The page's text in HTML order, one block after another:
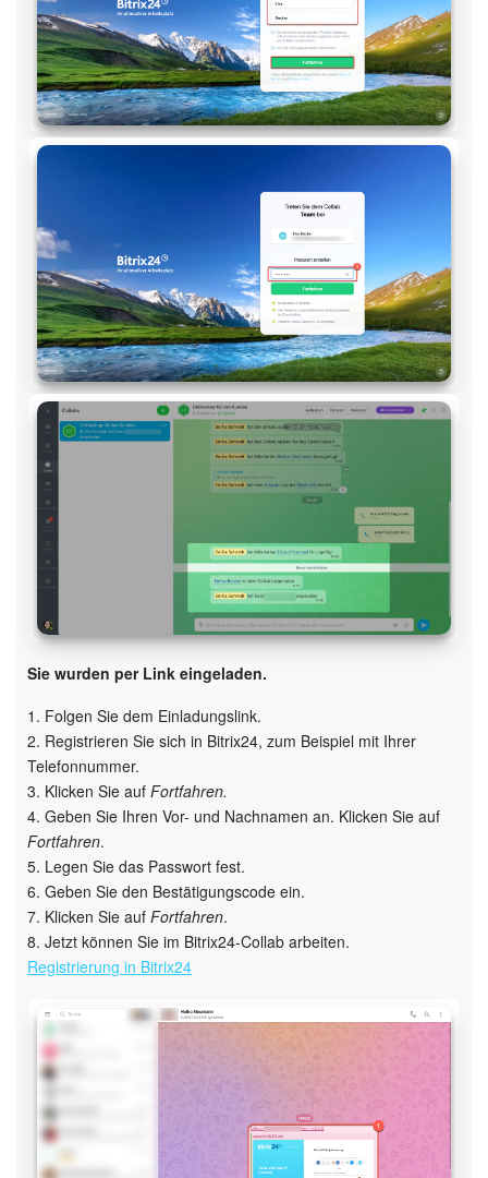
Bitrix24 Messenger
Allgemeine Fragen
On-Premise Version
KOSTENFREI STARTEN
LOGIN
Sie wurden per Link eingeladen.
1. Folgen Sie dem Einladungslink.
2. Registrieren Sie sich in Bitrix24, zum Beispiel mit Ihrer
Telefonnummer.
3. Klicken Sie auf Fortfahren.
4. Geben Sie Ihren Vor- und Nachnamen an. Klicken Sie auf
Fortfahren.
5. Legen Sie das Passwort fest.
6. Geben Sie den Bestätigungscode ein.
7. Klicken Sie auf Fortfahren.
8. Jetzt können Sie im Bitrix24-Collab arbeiten.
Registrierung in Bitrix24